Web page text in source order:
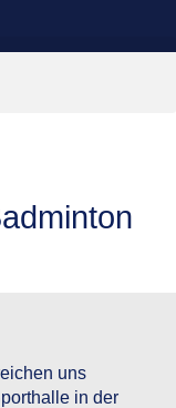
uns
in der